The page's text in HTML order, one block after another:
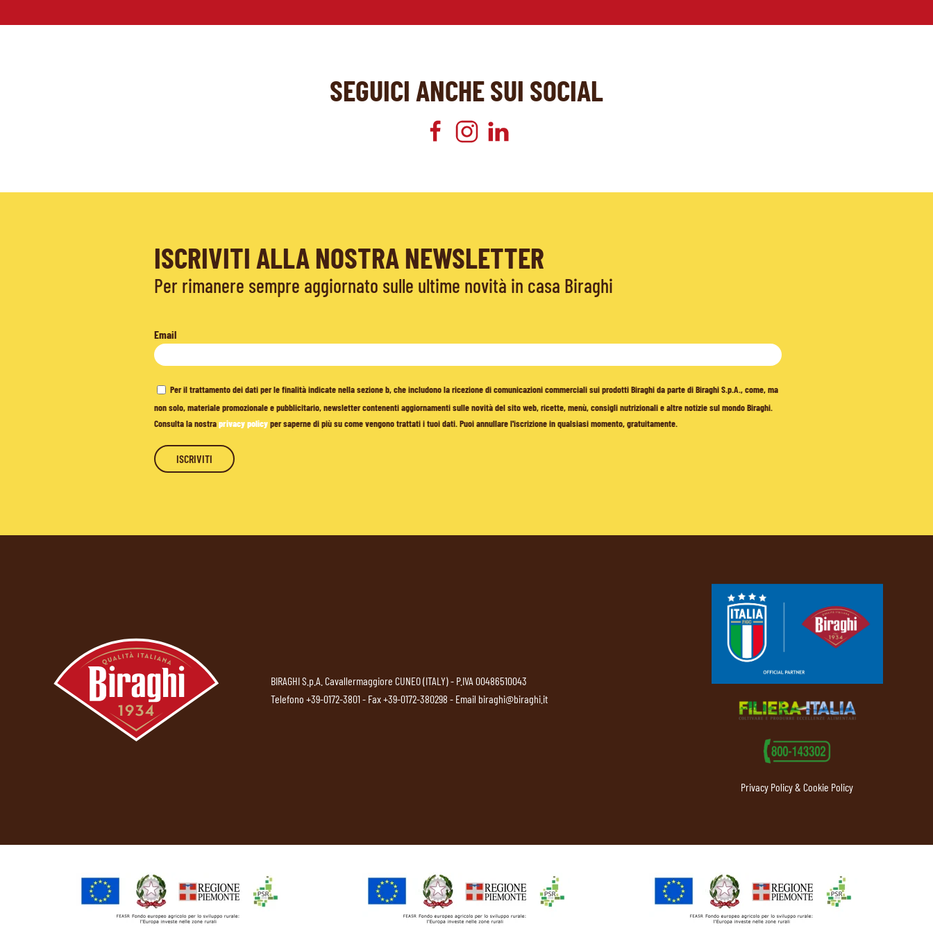
SEGUICI ANCHE SUI SOCIAL
ISCRIVITI ALLA NOSTRA NEWSLETTER
Per rimanere sempre aggiornato sulle ultime novità in casa Biraghi
Email
Per il trattamento dei dati per le finalità indicate nella sezione b, che includono la ricezione di comunicazioni commerciali sui prodotti Biraghi da parte di Biraghi S.p.A., come, ma
non solo, materiale promozionale e pubblicitario, newsletter contenenti aggiornamenti sulle novità del sito web, ricette, menù, consigli nutrizionali e altre notizie sul mondo Biraghi.
Consulta la nostraprivacy policyper saperne di più su come vengono trattati i tuoi dati. Puoi annullare l'iscrizione in qualsiasi momento, gratuitamente.
BIRAGHI S.p.A. Cavallermaggiore CUNEO (ITALY) - P.IVA 00486510043
Telefono +39-0172-3801- Fax +39-0172-380298 - Email biraghi@biraghi.it
Privacy Policy & Cookie Policy